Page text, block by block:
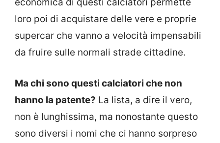
economica di questi calciatori permette
loro poi di acquistare delle vere e proprie
supercar che vanno a velocità impensabili
da fruire sulle normali strade cittadine.
Ma chi sono questi calciatori che non
hanno la patente? La lista, a dire il vero,
non è lunghissima, ma nonostante questo
sono diversi i nomi che ci hanno sorpreso